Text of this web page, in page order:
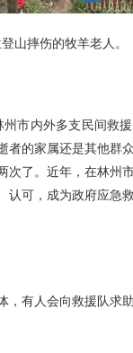
山摔伤的牧羊老人。
市内外多支民间救
的家属还是其他群
次了。近年，在林州
可，成为政府应急
，有人会向救援队求